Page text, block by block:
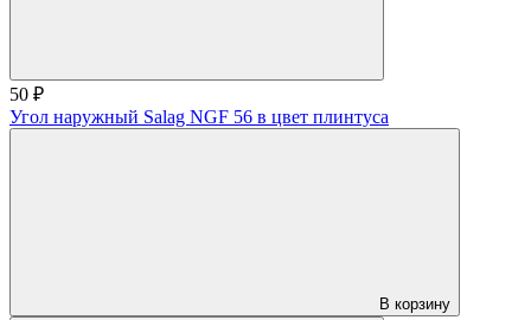
50 ₽
Угол наружный Salag NGF 56 в цвет плинтуса
В корзину